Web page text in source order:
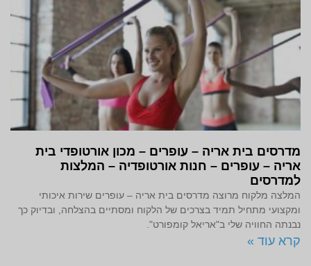
מדרסים בית אריה – עופרים – מכון אורטופדי בית
אריה – עופרים – חנות אורטופדיה – המלצות
למדרסים
המלצה מלקוח מרוצה מדרסים בית אריה – עופרים שירות איכותי
ומקצועי מתחיל תמיד בצרכים של הלקוח ומסתיים בהצלחה, ובדיוק כך
נבנתה החוויה שלי ב"אריאל קומפורט".
קרא עוד »